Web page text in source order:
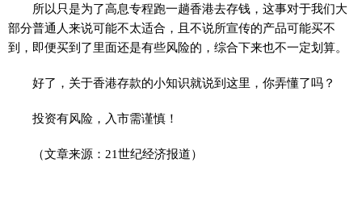
所以只是为了高息专程跑一趟香港去存钱，这事对于我们大
部分普通人来说可能不太适合，且不说所宣传的产品可能买不
到，即便买到了里面还是有些风险的，综合下来也不一定划算。
好了，关于香港存款的小知识就说到这里，你弄懂了吗？
投资有风险，入市需谨慎！
（文章来源：21世纪经济报道）